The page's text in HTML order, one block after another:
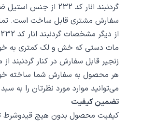
سفارش مشتری قابل ساخت است. تمام محصولات در
مات دستی که خش و لک کمتری به
زنجیر قابل سفارش در کنار گردنبند از مدل دیپلمات 45 سانتیمتر استیل با قفل طوطی است، در صورت تمایل از بخش بند و زنجیر
هر محصول به سفارش شما ساخته
می‌توانید موارد مورد نظرتان را به
تضمین کیفیت
کیفیت محصول بدون هیچ قیدوشرط